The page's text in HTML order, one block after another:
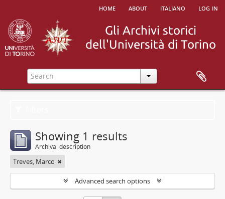
home about italiano log in
Showing 1 results
Archival description
Treves, Marco
Advanced search options